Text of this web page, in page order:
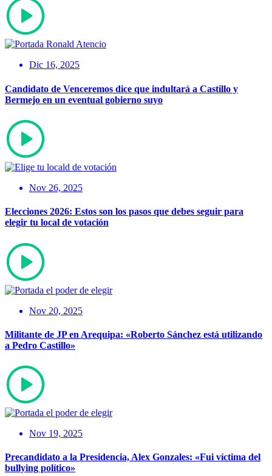
Dic 16, 2025
Candidato de Venceremos dice que indultará a Castillo y
Bermejo en un eventual gobierno suyo
Nov 26, 2025
Elecciones 2026: Estos son los pasos que debes seguir para
elegir tu local de votación
Nov 20, 2025
Militante de JP en Arequipa: «Roberto Sánchez está utilizando
a Pedro Castillo»
Nov 19, 2025
Precandidato a la Presidencia, Alex Gonzales: «Fui víctima del
bullying político»